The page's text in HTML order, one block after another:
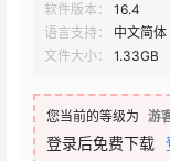
软件版本：
16.4
语言支持：
中文简体
文件大小：
1.33GB
您当前的等级为 游
登录后免费下载